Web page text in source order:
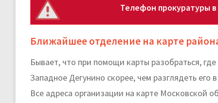
Телефон прокуратуры
Ближайшее отделение на карте
Бывает, что при помощи карты разобраться,
Западное Дегунино скорее, чем разглядеть его
Все адреса организации на карте Московской